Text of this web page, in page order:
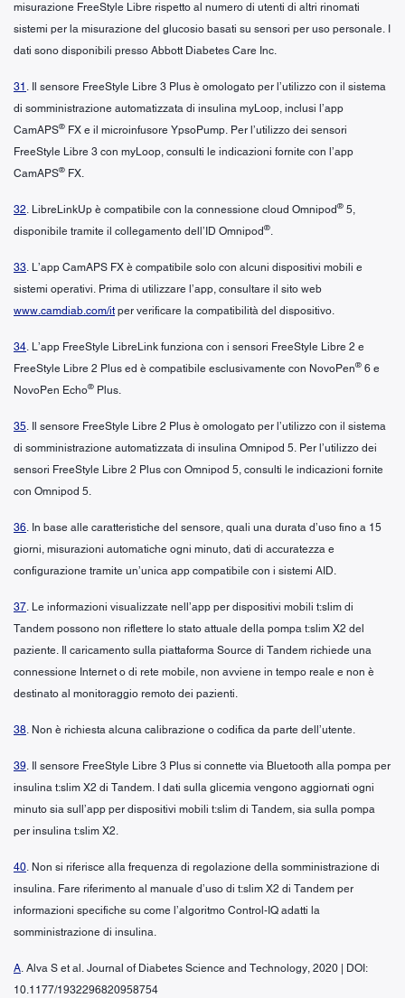
misurazione FreeStyle Libre rispetto al numero di utenti di altri rinomati
sistemi per la misurazione del glucosio basati su sensori per uso personale. I
dati sono disponibili presso Abbott Diabetes Care Inc.
31 . Il sensore FreeStyle Libre 3 Plus è omologato per l’utilizzo con il sistema
di somministrazione automatizzata di insulina myLoop, inclusi l’app
CamAPS® FX e il microinfusore YpsoPump. Per l’utilizzo dei sensori
FreeStyle Libre 3 con myLoop, consulti le indicazioni fornite con l’app
CamAPS® FX.
32. LibreLinkUp è compatibile con la connessione cloud Omnipod® 5,
disponibile tramite il collegamento dell’ID Omnipod®.
33. L’app CamAPS FX è compatibile solo con alcuni dispositivi mobili e
sistemi operativi. Prima di utilizzare l’app, consultare il sito web
www.camdiab.com/it per verificare la compatibilità del dispositivo.
34. L’app FreeStyle LibreLink funziona con i sensori FreeStyle Libre 2 e
FreeStyle Libre 2 Plus ed è compatibile esclusivamente con NovoPen® 6 e
NovoPen Echo® Plus.
35. Il sensore FreeStyle Libre 2 Plus è omologato per l’utilizzo con il sistema
di somministrazione automatizzata di insulina Omnipod 5. Per l’utilizzo dei
sensori FreeStyle Libre 2 Plus con Omnipod 5, consulti le indicazioni fornite
con Omnipod 5.
36. In base alle caratteristiche del sensore, quali una durata d’uso fino a 15
giorni, misurazioni automatiche ogni minuto, dati di accuratezza e
configurazione tramite un’unica app compatibile con i sistemi AID.
37. Le informazioni visualizzate nell’app per dispositivi mobili t:slim di
Tandem possono non riflettere lo stato attuale della pompa t:slim X2 del
paziente. Il caricamento sulla piattaforma Source di Tandem richiede una
connessione Internet o di rete mobile, non avviene in tempo reale e non è
destinato al monitoraggio remoto dei pazienti.
38. Non è richiesta alcuna calibrazione o codifica da parte dell’utente.
39. Il sensore FreeStyle Libre 3 Plus si connette via Bluetooth alla pompa per
insulina t:slim X2 di Tandem. I dati sulla glicemia vengono aggiornati ogni
minuto sia sull’app per dispositivi mobili t:slim di Tandem, sia sulla pompa
per insulina t:slim X2.
40. Non si riferisce alla frequenza di regolazione della somministrazione di
insulina. Fare riferimento al manuale d’uso di t:slim X2 di Tandem per
informazioni specifiche su come l’algoritmo Control-IQ adatti la
somministrazione di insulina.
A. Alva S et al. Journal of Diabetes Science and Technology, 2020 | DOI:
10.1177/1932296820958754